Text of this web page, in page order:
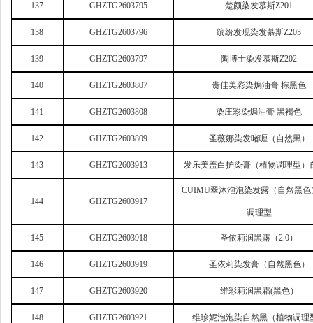
137 GHZTG2603795 楚颜染发慕斯Z201
138 GHZTG2603796 缤纷发现染发慕斯Z203
139 GHZTG2603797 陶博士染发慕斯Z202
140 GHZTG2603807 贵佳美彩染焗油膏 棕黑色
141 GHZTG2603808 染庄彩染焗油膏 黑褐色
142 GHZTG2603809 圣薇娜染发啫喱（自然黑）
143 GHZTG2603913 发乐美盖白护染膏（植物调理型）
144 GHZTG2603917
CUIMU翠沐泡泡染发露（自然黑
调理型
145 GHZTG2603918 圣依莉润黑露（2.0）
146 GHZTG2603919 圣依莉染发膏（自然黑色）
147 GHZTG2603920 维彩莉润黑霜(黑色）
148 GHZTG2603921 维珍妮泡泡染自然黑（植物调理